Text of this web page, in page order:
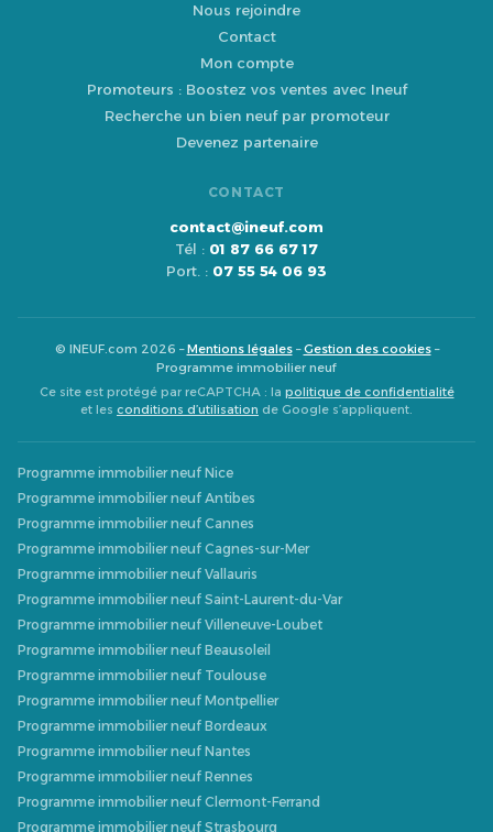
Nous rejoindre
Contact
Mon compte
Promoteurs : Boostez vos ventes avec Ineuf
Recherche un bien neuf par promoteur
Devenez partenaire
CONTACT
contact@ineuf.com
Tél : 01 87 66 67 17
Port. : 07 55 54 06 93
© INEUF.com 2026 –Mentions légales–Gestion des cookies–
Programme immobilier neuf
Ce site est protégé par reCAPTCHA : la politique de confidentialité
et les conditions d’utilisation de Google s’appliquent.
Programme immobilier neuf Nice
Programme immobilier neuf Antibes
Programme immobilier neuf Cannes
Programme immobilier neuf Cagnes-sur-Mer
Programme immobilier neuf Vallauris
Programme immobilier neuf Saint-Laurent-du-Var
Programme immobilier neuf Villeneuve-Loubet
Programme immobilier neuf Beausoleil
Programme immobilier neuf Toulouse
Programme immobilier neuf Montpellier
Programme immobilier neuf Bordeaux
Programme immobilier neuf Nantes
Programme immobilier neuf Rennes
Programme immobilier neuf Clermont-Ferrand
Programme immobilier neuf Strasbourg